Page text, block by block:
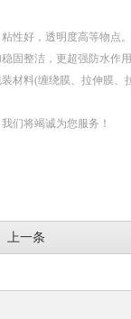
性好，透明度高等物
固整洁，更超强防水作
材料(缠绕膜、拉伸膜
们将竭诚为您服务！
上一条